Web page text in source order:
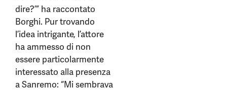
dire?’” ha raccontato
Borghi. Pur trovando
l’idea intrigante, l’attore
ha ammesso di non
essere particolarmente
interessato alla presenza
a Sanremo: “Mi sembrava